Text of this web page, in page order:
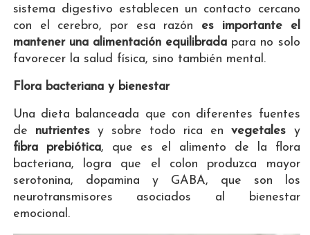
sistema digestivo establecen un contacto cercano
con el cerebro, por esa razón es importante el
mantener una alimentación equilibrada para no solo
favorecer la salud física, sino también mental.
Flora bacteriana y bienestar
Una dieta balanceada que con diferentes fuentes
de nutrientesy sobre todo rica envegetales y
fibra prebiótica, que es el alimento de la flora
bacteriana, logra que el colon produzca mayor
serotonina, dopamina y GABA, que son los
neurotransmisores asociados al bienestar
emocional.